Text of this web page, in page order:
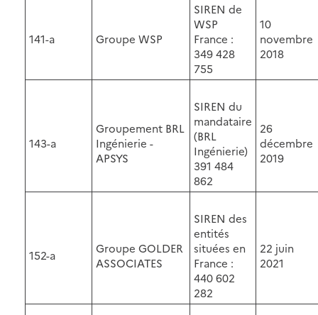
141-a Groupe WSP
SIREN de
WSP
France :
349 428
755
10
novembre
2018
143-a
Groupement BRL
Ingénierie -
APSYS
SIREN du
mandataire
(BRL
Ingénierie)
391 484
862
26
décembre
2019
152-a
Groupe GOLDER
ASSOCIATES
SIREN des
entités
situées en
France :
440 602
282
22 juin
2021